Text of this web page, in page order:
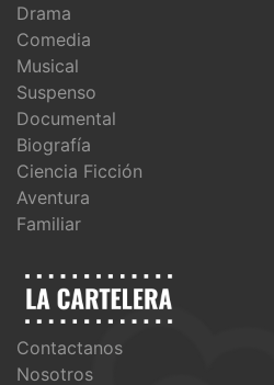
Drama
Comedia
Musical
Suspenso
Documental
Biografía
Ciencia Ficción
Aventura
Familiar
Contactanos
Nosotros